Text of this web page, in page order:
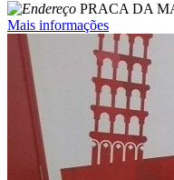
PRACA DA
Mais informações